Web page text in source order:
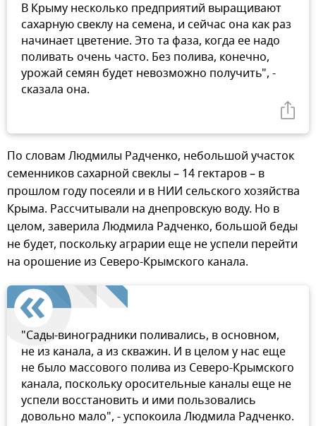
В Крыму несколько предприятий выращивают
сахарную свеклу на семена, и сейчас она как раз
начинает цветение. Это та фаза, когда ее надо
поливать очень часто. Без полива, конечно,
урожай семян будет невозможно получить", -
сказала она.
По словам Людмилы Радченко, небольшой участок
семенников сахарной свеклы – 14 гектаров – в
прошлом году посеяли и в НИИ сельского хозяйства
Крыма. Рассчитывали на днепровскую воду. Но в
целом, заверила Людмила Радченко, большой беды
не будет, поскольку аграрии еще не успели перейти
на орошение из Северо-Крымского канала.
"Сады-виноградники поливались, в основном,
не из канала, а из скважин. И в целом у нас еще
не было массового полива из Северо-Крымского
канала, поскольку оросительные каналы еще не
успели восстановить и ими пользовались
довольно мало", - успокоила Людмила Радченко.